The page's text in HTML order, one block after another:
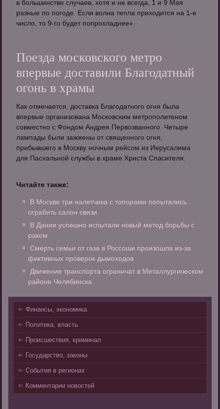
в большинстве случаев, хотя и не всегда, 1 и 9 Мая
разные по погоде. Если волна тепла приходится на 1-е
число, то 9-го будет попрохладнее».
Поезда московского метро
впервые доставили Благодатный
огонь в храмы
Как отмечается, доставка Благодатного огня была
впервые организована Московским метрополитеном
совместно с Фондом Андрея Первозванного. Четыре
лампады были зажжены от священного огня,
прибывшего в Москву ночным рейсом из Иерусалима
для Пасхальной службы в храме Христа Спасителя.
Читайте также:
В Москве три налетчика с топорами попытались
ограбить салон связи
В Дании успешно испытали новый метод борьбы с
раком
Смерть семьи от газа в Россоши произошла из-за
фиктивных проверок дымоходов
Движение транспорта ограничат в Металлургическом
районе Челябинска
Финансы, экономика
Политика, власть
Происшествия, криминал
Государство, законы
События в регионах
Комментарии новостей